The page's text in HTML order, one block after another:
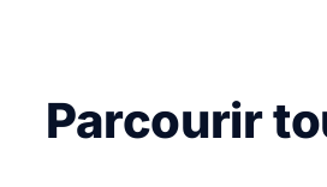
Parcourir